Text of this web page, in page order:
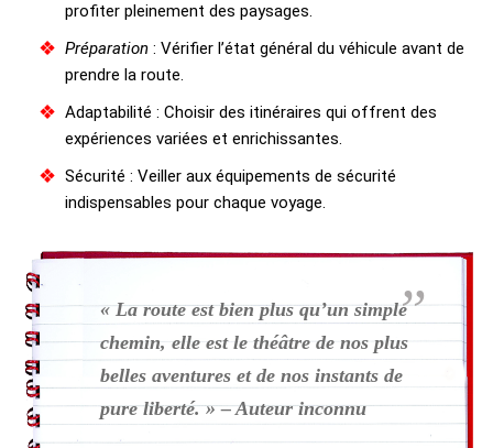
profiter pleinement des paysages.
Préparation : Vérifier l’état général du véhicule avant de
prendre la route.
Adaptabilité : Choisir des itinéraires qui offrent des
expériences variées et enrichissantes.
Sécurité : Veiller aux équipements de sécurité
indispensables pour chaque voyage.
« La route est bien plus qu’un simple
chemin, elle est le théâtre de nos plus
belles aventures et de nos instants de
pure liberté. » – Auteur inconnu